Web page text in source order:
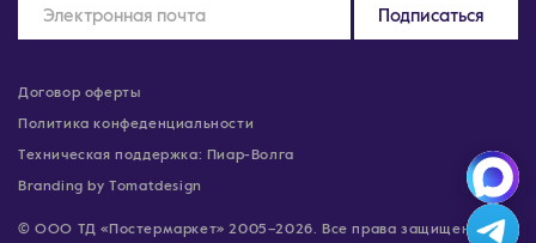
Подписаться
© ООО ТД «Постермаркет» 2005–2026. Все права защищены
Договор оферты
Политика конфеденциальности
Техническая поддержка: Пиар-Волга
Branding by Tomatdesign